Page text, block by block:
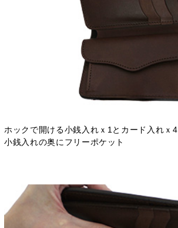
ホックで開ける小銭入れｘ1とカード入れｘ4
小銭入れの奥にフリーポケット